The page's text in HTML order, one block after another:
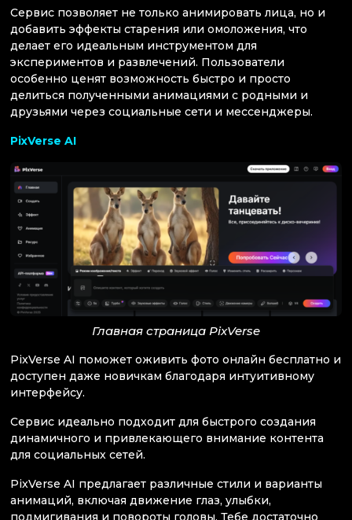
Сервис позволяет не только анимировать лица, но и
добавить эффекты старения или омоложения, что
делает его идеальным инструментом для
экспериментов и развлечений. Пользователи
особенно ценят возможность быстро и просто
делиться полученными анимациями с родными и
друзьями через социальные сети и мессенджеры.
PixVerse AI
Главная страница PixVerse
PixVerse AI поможет оживить фото онлайн бесплатно и
доступен даже новичкам благодаря интуитивному
интерфейсу.
Сервис идеально подходит для быстрого создания
динамичного и привлекающего внимание контента
для социальных сетей.
PixVerse AI предлагает различные стили и варианты
анимаций, включая движение глаз, улыбки,